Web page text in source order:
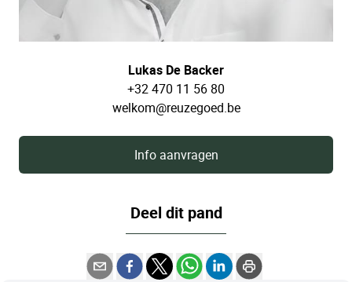
Lukas De Backer
+32 470 11 56 80
welkom@reuzegoed.be
Info aanvragen
Deel dit pand